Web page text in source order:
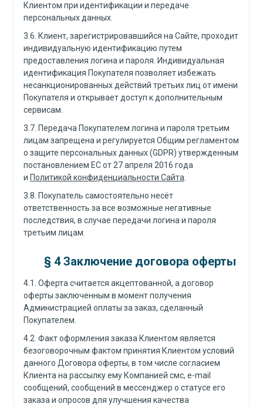
Клиентом при идентификации и передаче
персональных данных.
3.6. Клиент, зарегистрировавшийся на Сайте, проходит
индивидуальную идентификацию путем
предоставления логина и пароля. Индивидуальная
идентификация Покупателя позволяет избежать
несанкционированных действий третьих лиц от имени
Покупателя и открывает доступ к дополнительным
сервисам.
3.7. Передача Покупателем логина и пароля третьим
лицам запрещена и регулируется Общим регламентом
о защите персональных данных (GDPR) утвержденным
постановлением ЕС от 27 апреля 2016 года
и Политикой конфиденциальности Сайта.
3.8. Покупатель самостоятельно несёт
ответственность за все возможные негативные
последствия, в случае передачи логина и пароля
третьим лицам.
§ 4 Заключение договора оферты
4.1. Оферта считается акцептованной, а договор
оферты заключенным в момент получения
Администрацией оплаты за заказ, сделанный
Покупателем.
4.2. Факт оформления заказа Клиентом является
безоговорочным фактом принятия Клиентом условий
данного Договора оферты, в том числе согласием
Клиента на рассылку ему Компанией смс, e-mail
сообщений, сообщений в мессенджер о статусе его
заказа и опросов для улучшения качества